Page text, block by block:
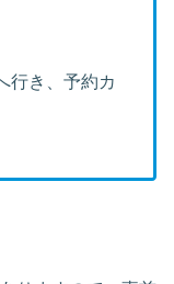
行き、予約カ